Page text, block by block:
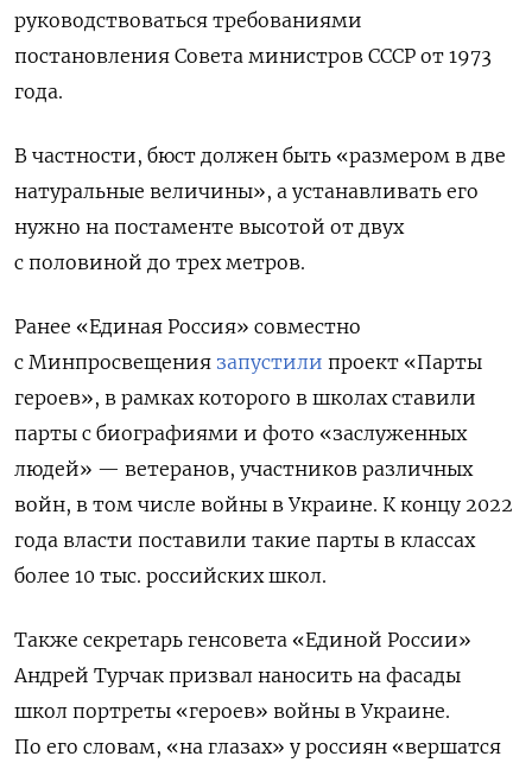
руководствоваться требованиями
постановления Совета министров СССР от 1973
года.
В частности, бюст должен быть «размером в две
натуральные величины», а устанавливать его
нужно на постаменте высотой от двух
с половиной до трех метров.
Ранее «Единая Россия» совместно
с Минпросвещения запустили проект «Парты
героев», в рамках которого в школах ставили
парты с биографиями и фото «заслуженных
людей» — ветеранов, участников различных
войн, в том числе войны в Украине. К концу 2022
года власти поставили такие парты в классах
более 10 тыс. российских школ.
Также секретарь генсовета «Единой России»
Андрей Турчак призвал наносить на фасады
школ портреты «героев» войны в Украине.
По его словам, «на глазах» у россиян «вершатся